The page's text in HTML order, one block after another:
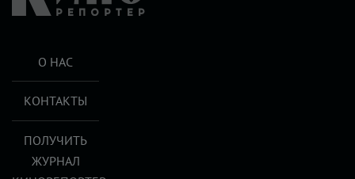
О НАС
КОНТАКТЫ
ПОЛУЧИТЬ
ЖУРНАЛ